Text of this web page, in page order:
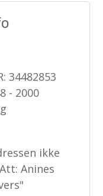
34482853
- 2000
ikke
Anines